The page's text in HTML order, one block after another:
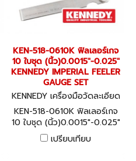
KEN-518-0610K ฟิลเลอร์เกจ
10 ใบชุด (นิ้ว)0.0015"-0.025"
KENNEDY IMPERIAL FEELER
GAUGE SET
KENNEDY เครื่องมือวัดละเอียด
KEN-518-0610K
KEN-518-0610K ฟิลเลอร์เกจ
10 ใบชุด (นิ้ว)0.0015"-0.025"
KENNEDY IMPERIAL FEELER
GAUGE SET
เปรียบเทียบ